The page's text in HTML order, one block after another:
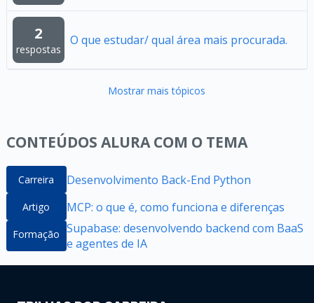
2
respostas
O que estudar/ qual área mais procurada.
Mostrar mais tópicos
CONTEÚDOS ALURA COM O TEMA
Carreira Desenvolvimento Back-End Python
Artigo MCP: o que é, como funciona e diferenças
Formação Supabase: desenvolvendo backend com BaaS
e agentes de IA